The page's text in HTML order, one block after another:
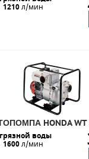
1210л/мин
HONDA WT
воды
1600л/мин